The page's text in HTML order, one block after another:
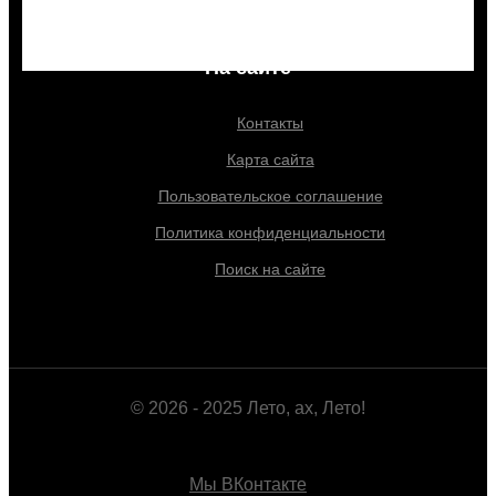
На сайте
Контакты
Карта сайта
Пользовательское соглашение
Политика конфиденциальности
Поиск на сайте
© 2026 - 2025 Лето, ах, Лето!
Мы ВКонтакте